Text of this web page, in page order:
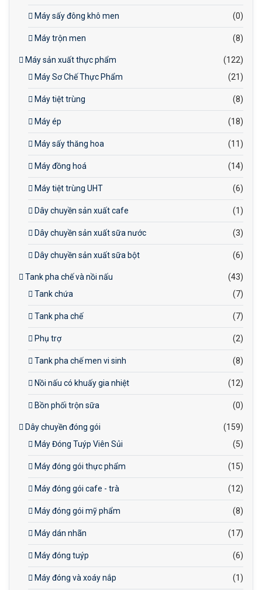
Máy sấy đông khô men (0)
Máy trộn men (8)
Máy sản xuất thực phẩm
(122)
Máy Sơ Chế Thực Phẩm
(21)
Máy tiệt trùng (8)
Máy ép (18)
Máy sấy thăng hoa (11)
Máy đồng hoá (14)
Máy tiệt trùng UHT (6)
Dây chuyền sản xuất cafe (1)
Dây chuyền sản xuất sữa nước (3)
Dây chuyền sản xuất sữa bột (6)
Tank pha chế và nồi nấu
(43)
Tank chứa
(7)
Tank pha chế (7)
Phụ trợ (2)
Tank pha chế men vi sinh (8)
Nồi nấu có khuấy gia nhiệt (12)
Bồn phối trộn sữa (0)
Dây chuyền đóng gói
(159)
Máy Đóng Tuýp Viên Sủi
(5)
Máy đóng gói thực phẩm (15)
Máy đóng gói cafe - trà (12)
Máy đóng gói mỹ phẩm (8)
Máy dán nhãn (17)
Máy đóng tuýp (6)
Máy đóng và xoáy nắp (1)